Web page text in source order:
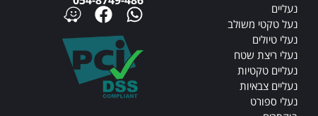
נעליים
נעל טקטי משולב
נעלי טיולים
נעלי ריצת שטח
נעליים טקטיות
נעליים צבאיות
נעלי ספורט